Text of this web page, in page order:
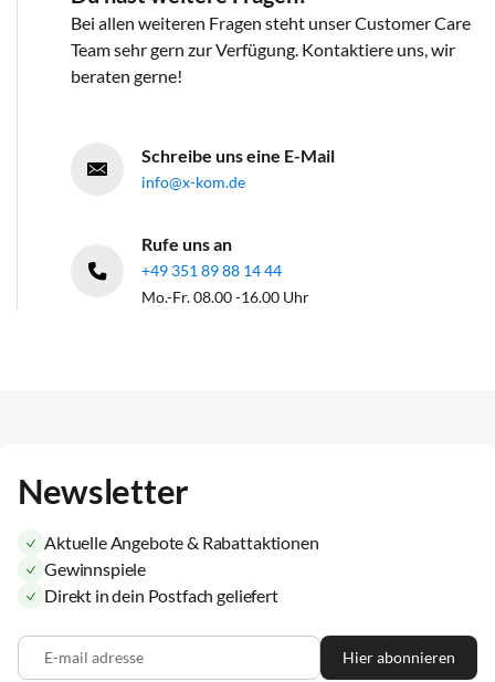
Bei allen weiteren Fragen steht unser Customer Care
Team sehr gern zur Verfügung. Kontaktiere uns, wir
beraten gerne!
Schreibe uns eine E-Mail
info@x-kom.de
Rufe uns an
+49 351 89 88 14 44
Mo.-Fr. 08.00 -16.00 Uhr
Newsletter
Aktuelle Angebote & Rabattaktionen
Gewinnspiele
Direkt in dein Postfach geliefert
E-mail adresse Hier abonnieren